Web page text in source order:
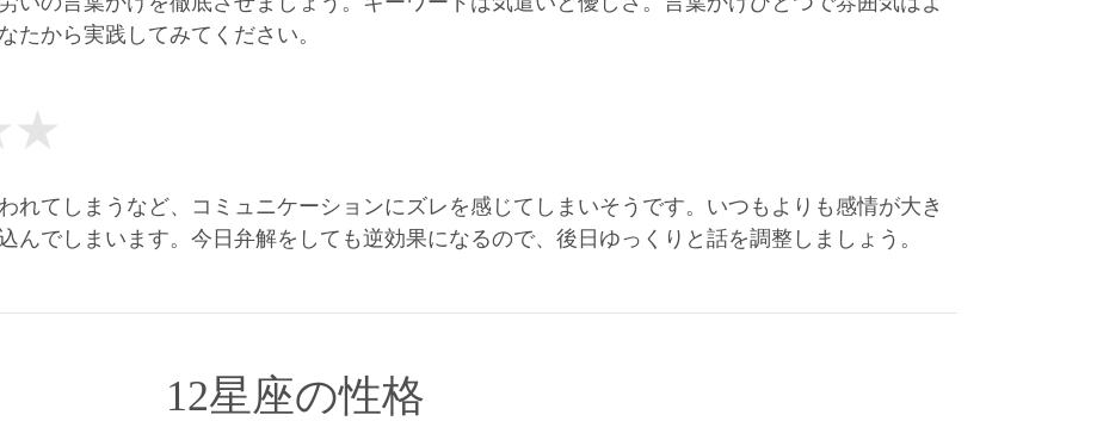
たから実践してみてください。
れてしまうなど、コミュニケーションにズレを感じてしまいそうです。いつもよりも感情が大き
んでしまいます。今日弁解をしても逆効果になるので、後日ゆっくりと話を調整しましょう。
12星座の性格